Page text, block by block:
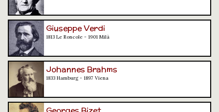
Giuseppe Verdi
1813 Le Roncole - 1901 Milà
Johannes Brahms
1833 Hamburg - 1897 Viena